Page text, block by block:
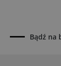
01.08.2026
Bądź na